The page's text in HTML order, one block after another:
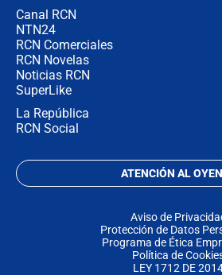
Canal RCN
NTN24
RCN Comerciales
RCN Novelas
Noticias RCN
SuperLike
La República
RCN Social
ATENCIÓN AL
Aviso de
Protección de Datos
Programa de Ética
Política de
LEY 1712 DE